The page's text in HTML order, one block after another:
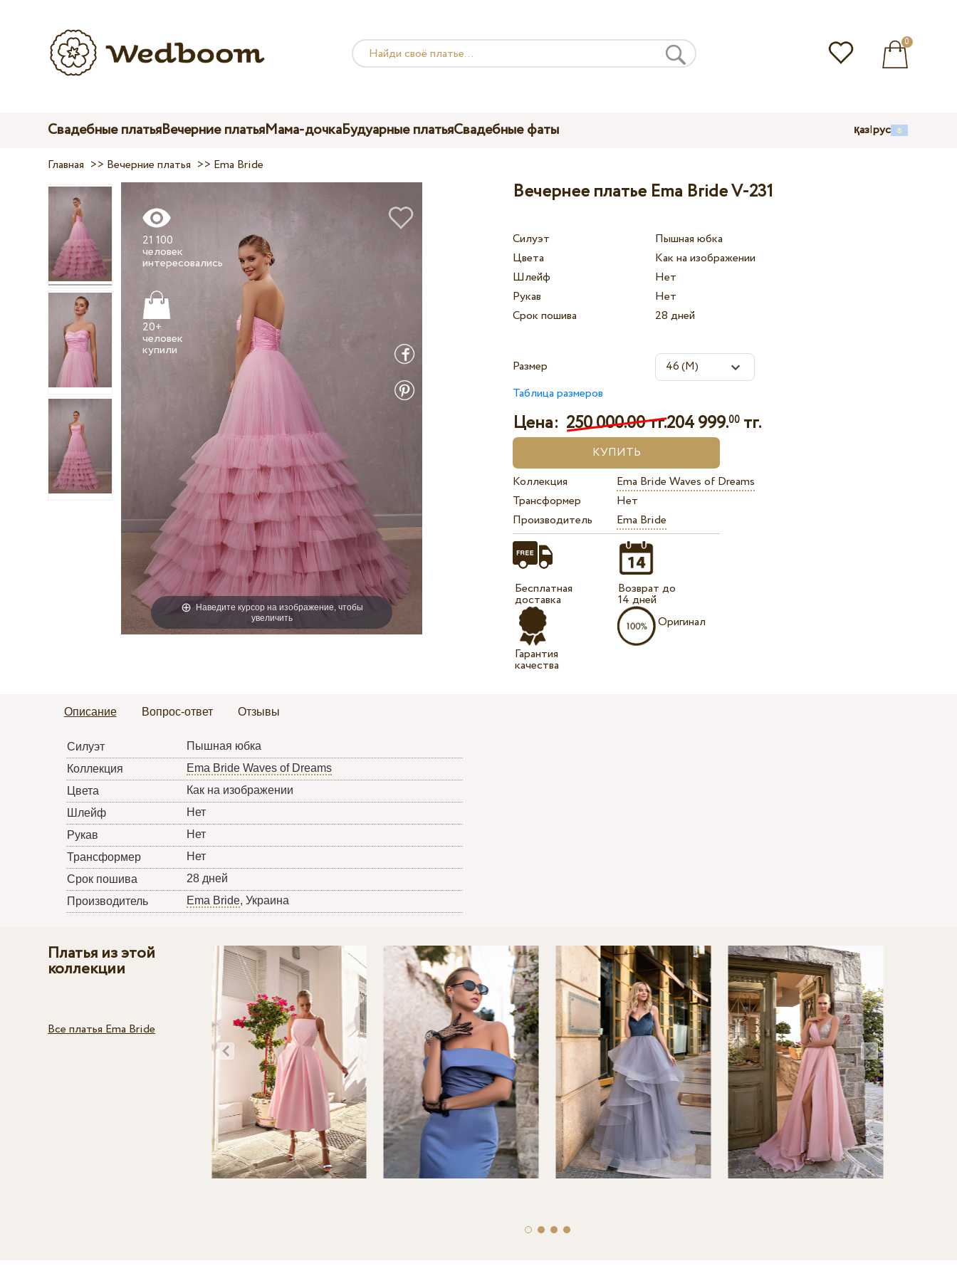
0
Свадебные платьяВечерние платьяМама-дочкаБудуарные платьяСвадебные фаты қаз|рус
Главная >> Вечерние платья >> Ema Bride
Наведите курсор на изображение, чтобы
увеличить
21 100
человек
20+
человек
Вечернее платье Ema Bride V-231
Силуэт
Пышная юбка
Цвета
Как на изображении
Шлейф
Нет
Рукав
Нет
Срок пошива
28 дней
Размер
Таблица размеров
Цена: 250 000.00 тг.204 999.00 тг.
Коллекция
Ema Bride Waves of Dreams
Трансформер
Нет
Производитель
Ema Bride
Бесплатная
доставка
Гарантия
качества
Возврат до
14 дней
Оригинал
Описание Вопрос-ответ Отзывы
Силуэт
Пышная юбка
Коллекция
Ema Bride Waves of Dreams
Цвета
Как на изображении
Шлейф
Нет
Рукав
Нет
Трансформер
Нет
Срок пошива
28 дней
Производитель
Ema Bride, Украина
Платья из этой
коллекции
Все платья Ema Bride